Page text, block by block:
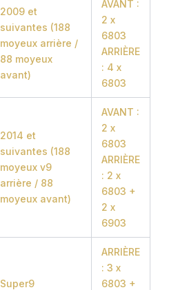
2009 et
suivantes (188
moyeux arrière /
88 moyeux
avant)
AVANT :
2 x
6803
ARRIÈRE
: 4 x
6803
2014 et
suivantes (188
moyeux v9
arrière / 88
moyeux avant)
AVANT :
2 x
6803
ARRIÈRE
: 2 x
6803 +
2 x
6903
Super9
ARRIÈRE
: 3 x
6803 +